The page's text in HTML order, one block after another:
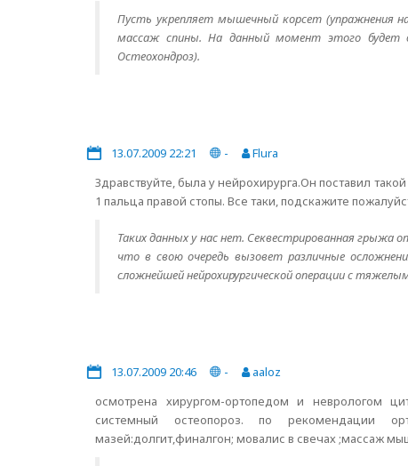
Пусть укрепляет мышечный корсет (упражнения
массаж спины. На данный момент этого будет
Остеохондроз).
13.07.2009 22:21 -
Flura
Здравствуйте, была у нейрохирурга.Он поставил
1 пальца правой стопы. Все таки, подскажите
Таких данных у нас нет. Секвестрированная грыжа
что в свою очередь вызовет различные
сложнейшей нейрохирургической операции с
13.07.2009 20:46 -
aaloz
осмотрена хирургом-ортопедом и неврологом
системный остеопороз. по рекомендации
мазей:долгит,финалгон; мовалис в свечах ;массаж